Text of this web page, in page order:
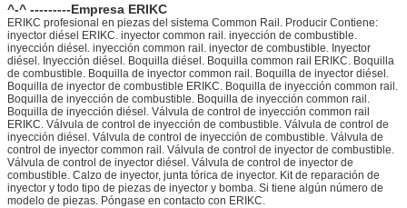
^-^ ---------Empresa ERIKC
ERIKC profesional en piezas del sistema Common Rail. Producir Contiene:
inyector diésel ERIKC. inyector common rail. inyección de combustible.
inyección diésel. inyección common rail. inyector de combustible. Inyector
diésel. Inyección diésel. Boquilla diésel. Boquilla common rail ERIKC. Boquilla
de combustible. Boquilla de inyector common rail. Boquilla de inyector diésel.
Boquilla de inyector de combustible ERIKC. Boquilla de inyección common rail.
Boquilla de inyección de combustible. Boquilla de inyección common rail.
Boquilla de inyección diésel. Válvula de control de inyección common rail
ERIKC. Válvula de control de inyección de combustible. Válvula de control de
inyección diésel. Válvula de control de inyección de combustible. Válvula de
control de inyector common rail. Válvula de control de inyector de combustible.
Válvula de control de inyector diésel. Válvula de control de inyector de
combustible. Calzo de inyector, junta tórica de inyector. Kit de reparación de
inyector y todo tipo de piezas de inyector y bomba. Si tiene algún número de
modelo de piezas. Póngase en contacto con ERIKC.